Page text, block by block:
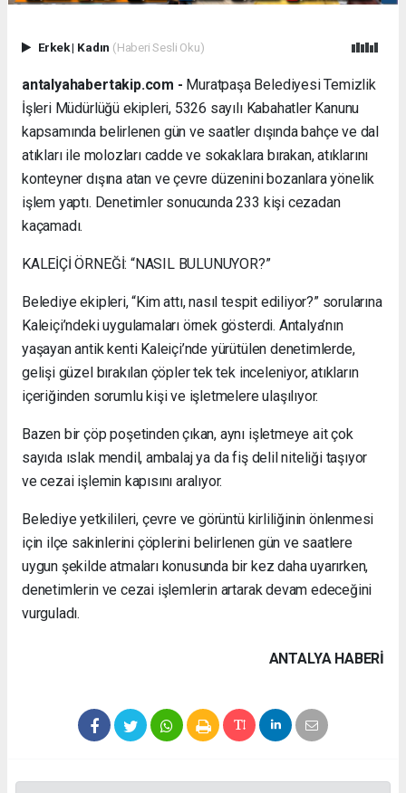
Erkek| Kadın (Haberi Sesli Oku)
antalyahabertakip.com - Muratpaşa Belediyesi Temizlik
İşleri Müdürlüğü ekipleri, 5326 sayılı Kabahatler Kanunu
kapsamında belirlenen gün ve saatler dışında bahçe ve dal
atıkları ile molozları cadde ve sokaklara bırakan, atıklarını
konteyner dışına atan ve çevre düzenini bozanlara yönelik
işlem yaptı. Denetimler sonucunda 233 kişi cezadan
kaçamadı.
KALEİÇİ ÖRNEĞİ: “NASIL BULUNUYOR?”
Belediye ekipleri, “Kim attı, nasıl tespit ediliyor?” sorularına
Kaleiçi’ndeki uygulamaları örnek gösterdi. Antalya’nın
yaşayan antik kenti Kaleiçi’nde yürütülen denetimlerde,
gelişi güzel bırakılan çöpler tek tek inceleniyor, atıkların
içeriğinden sorumlu kişi ve işletmelere ulaşılıyor.
Bazen bir çöp poşetinden çıkan, aynı işletmeye ait çok
sayıda ıslak mendil, ambalaj ya da fiş delil niteliği taşıyor
ve cezai işlemin kapısını aralıyor.
Belediye yetkilileri, çevre ve görüntü kirliliğinin önlenmesi
için ilçe sakinlerini çöplerini belirlenen gün ve saatlere
uygun şekilde atmaları konusunda bir kez daha uyarırken,
denetimlerin ve cezai işlemlerin artarak devam edeceğini
vurguladı.
ANTALYA HABERİ